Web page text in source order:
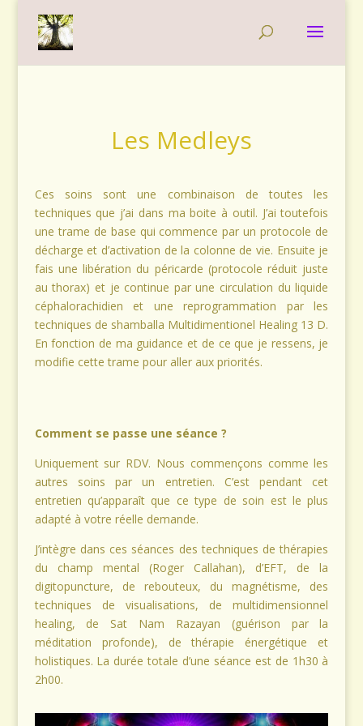
Les Medleys
Ces soins sont une combinaison de toutes les
techniques que j’ai dans ma boite à outil. J’ai toutefois
une trame de base qui commence par un protocole de
décharge et d’activation de la colonne de vie. Ensuite je
fais une libération du péricarde (protocole réduit juste
au thorax) et je continue par une circulation du liquide
céphalorachidien et une reprogrammation par les
techniques de shamballa Multidimentionel Healing 13 D.
En fonction de ma guidance et de ce que je ressens, je
modifie cette trame pour aller aux priorités.
Comment se passe une séance ?
Uniquement sur RDV. Nous commençons comme les
autres soins par un entretien. C’est pendant cet
entretien qu’apparaît que ce type de soin est le plus
adapté à votre réelle demande.
J’intègre dans ces séances des techniques de thérapies
du champ mental (Roger Callahan), d’EFT, de la
digitopuncture, de rebouteux, du magnétisme, des
techniques de visualisations, de multidimensionnel
healing, de Sat Nam Razayan (guérison par la
méditation profonde), de thérapie énergétique et
holistiques. La durée totale d’une séance est de 1h30 à
2h00.